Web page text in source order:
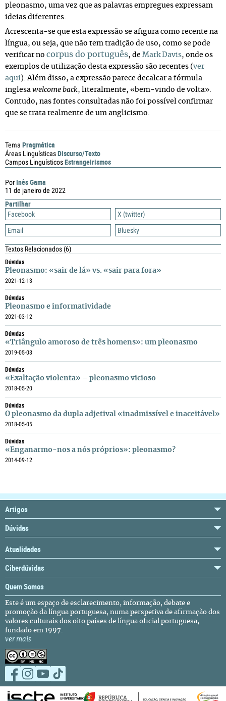
Por Inês Gama
11 de janeiro de 2022
Partilhar
Facebook
X (twitter)
Email
Bluesky
Textos Relacionados(6)
Dúvidas
Pleonasmo: «sair de lá» vs. «sair para fora»
2021-12-13
Dúvidas
Pleonasmo e informatividade
2021-03-12
Dúvidas
«Triângulo amoroso de três homens»: um pleonasmo
2019-05-03
Dúvidas
«Exaltação violenta» – pleonasmo vicioso
2018-05-20
Dúvidas
O pleonasmo da dupla adjetival «inadmissível e inaceitável»
2018-05-05
Dúvidas
«Enganarmo-nos a nós próprios»: pleonasmo?
2014-09-12
pleonasmo, uma vez que as palavras empregues expressam
ideias diferentes.
Acrescenta-se que esta expressão se afigura como recente na
língua, ou seja, que não tem tradição de uso, como se pode
verificar no corpus do português, de Mark Davis, onde os
exemplos de utilização desta expressão são recentes (ver
aqui). Além disso, a expressão parece decalcar a fórmula
inglesa welcome back, literalmente, «bem-vindo de volta».
Contudo, nas fontes consultadas não foi possível confirmar
que se trata realmente de um anglicismo.
Tema Pragmática
Áreas LinguísticasDiscurso/Texto
Campos LinguísticosEstrangeirismos
Artigos
Dúvidas
Atualidades
Ciberdúvidas
Quem Somos
Este é um espaço de esclarecimento, informação, debate e
promoção da língua portuguesa, numa perspetiva de afirmação dos
valores culturais dos oito países de língua oficial portuguesa,
fundado em 1997.
ver mais